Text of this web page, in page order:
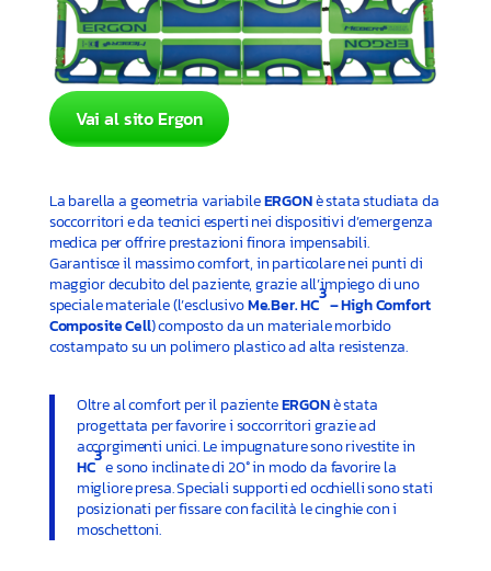
Vai al sito Ergon
La barella a geometria variabileERGONè stata studiata da
soccorritori e da tecnici esperti nei dispositivi d’emergenza
medica per offrire prestazioni finora impensabili.
Garantisce il massimo comfort, in particolare nei punti di
maggior decubito del paziente, grazie all’impiego di uno
speciale materiale (l’esclusivoMe.Ber. HC
3
– High Comfort
Composite Cell) composto da un materiale morbido
costampato su un polimero plastico ad alta resistenza.
Oltre al comfort per il pazienteERGONè stata
progettata per favorire i soccorritori grazie ad
accorgimenti unici. Le impugnature sono rivestite in
HC
3
e sono inclinate di 20° in modo da favorire la
migliore presa. Speciali supporti ed occhielli sono stati
posizionati per fissare con facilità le cinghie con i
moschettoni.